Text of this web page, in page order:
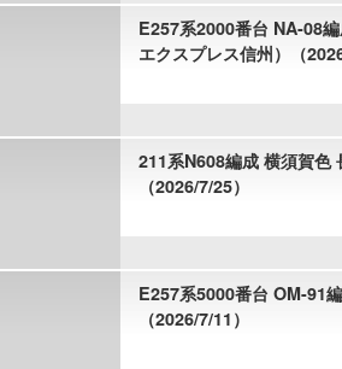
E257系2000番台 NA-08
エクスプレス信州）（
211系N608編成 横須賀色
（2026/7/25）
E257系5000番台 OM-91
（2026/7/11）